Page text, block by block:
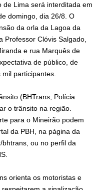
de Lima será interditada em
domingo, dia 26/8. O
da orla da Lagoa da
Professor Clóvis Salgado,
e rua Marquês de
de público, de
participantes.
(BHTrans, Polícia
o trânsito na região.
para o Mineirão podem
da PBH, na página da
bhtrans, ou no perfil da
orienta os motoristas e